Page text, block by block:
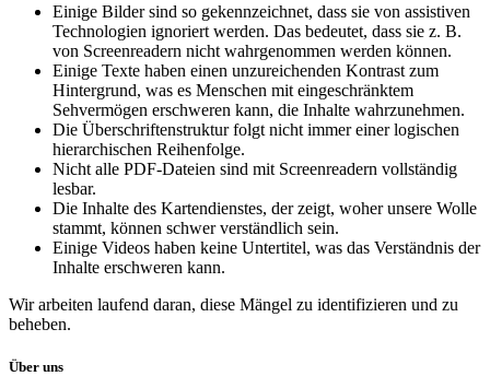
Einige Bilder sind so gekennzeichnet, dass sie von assistiven
Technologien ignoriert werden. Das bedeutet, dass sie z. B.
von Screenreadern nicht wahrgenommen werden können.
Einige Texte haben einen unzureichenden Kontrast zum
Hintergrund, was es Menschen mit eingeschränktem
Sehvermögen erschweren kann, die Inhalte wahrzunehmen.
Die Überschriftenstruktur folgt nicht immer einer logischen
hierarchischen Reihenfolge.
Nicht alle PDF-Dateien sind mit Screenreadern vollständig
lesbar.
Die Inhalte des Kartendienstes, der zeigt, woher unsere Wolle
stammt, können schwer verständlich sein.
Einige Videos haben keine Untertitel, was das Verständnis der
Inhalte erschweren kann.
Wir arbeiten laufend daran, diese Mängel zu identifizieren und zu
beheben.
Über uns